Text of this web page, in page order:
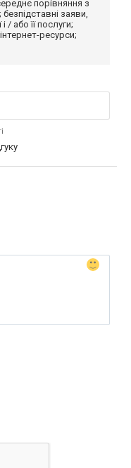
порівняння з
заяви,
/ або її послуги;
ресурси;